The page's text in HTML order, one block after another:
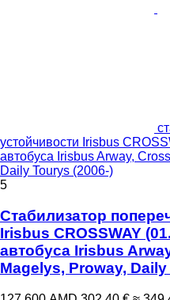
устойчивости Irisbus
автобуса Irisbus Arway,
Daily Tourys (2006-)
5
Стабилизатор
Irisbus CROSSWAY
автобуса Irisbus
Magelys, Proway,